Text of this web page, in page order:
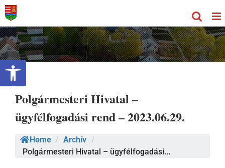
Eszköztár megnyitása
Kihagyás
Polgármesteri Hivatal –
ügyfélfogadási rend – 2023.06.29.
Home / Archív /
Polgármesteri Hivatal – ügyfélfogadási...